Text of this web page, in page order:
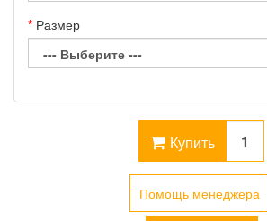
Размер
Купить
Помощь менеджера